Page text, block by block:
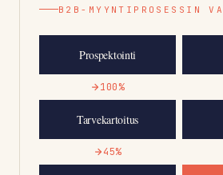
B2B-MYYNTIPROSESSIN
Prospektointi
100%
Tarvekartoitus
45%